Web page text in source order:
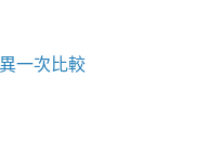
一次比較